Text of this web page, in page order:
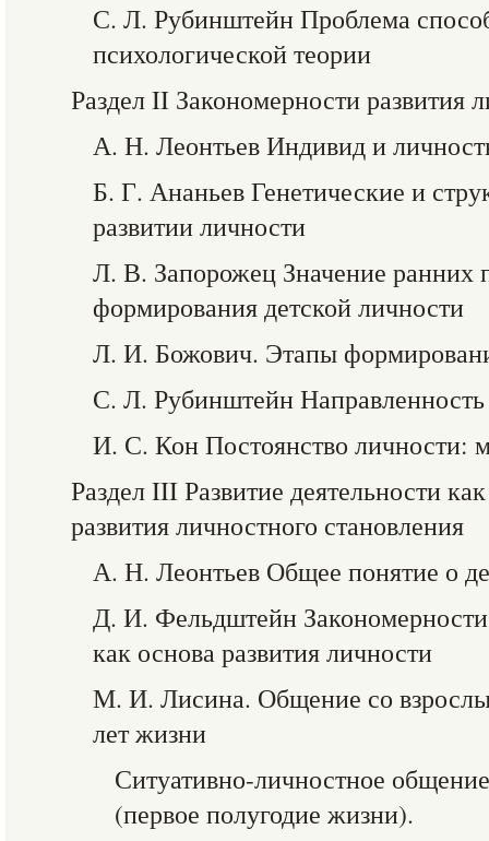
С. Л. Рубинштейн Проблема
психологической теории
Раздел II Закономерности развития
А. Н. Леонтьев Индивид и
Б. Г. Ананьев Генетические и
развитии личности
Л. В. Запорожец Значение ранних
формирования детской личности
Л. И. Божович. Этапы
С. Л. Рубинштейн
И. С. Кон Постоянство личности:
Раздел III Развитие деятельности
развития личностного становления
А. Н. Леонтьев Общее понятие о
Д. И. Фельдштейн Закономерности
как основа развития личности
М. И. Лисина. Общение со
лет жизни
Ситуативно-личностное
(первое полугодие жизни).